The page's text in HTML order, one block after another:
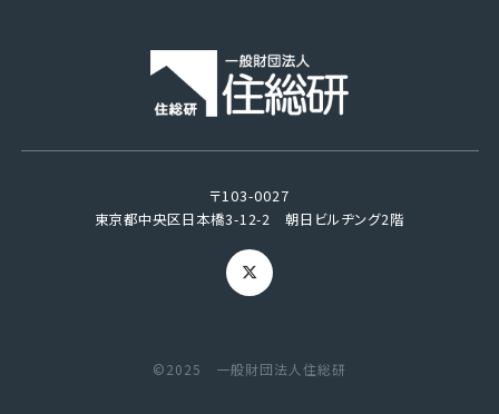
〒103-0027
東京都中央区日本橋3-12-2 朝日ビルヂング2階
©2025 一般財団法人住総研